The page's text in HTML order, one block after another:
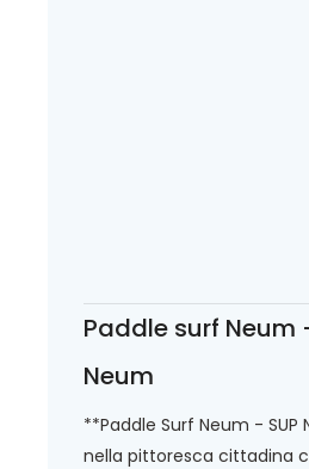
Paddle surf Neum
Neum
**Paddle Surf Neum - SUP
nella pittoresca cittadina